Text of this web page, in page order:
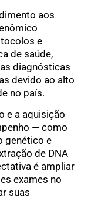
aos
e
de saúde,
diagnósticas
devido ao alto
no país.
e a aquisição
— como
genético e
de DNA
é ampliar
exames no
suas